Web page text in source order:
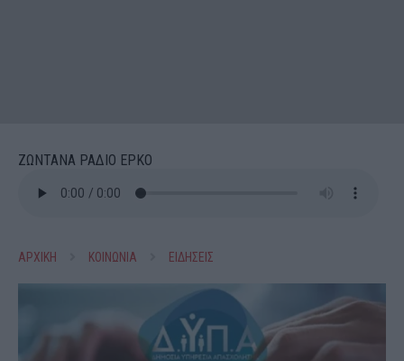
ΖΩΝΤΑΝΑ ΡΑΔΙΟ ΕΡΚΟ
ΑΡΧΙΚΗ ΚΟΙΝΩΝΙΑ ΕΙΔΗΣΕΙΣ